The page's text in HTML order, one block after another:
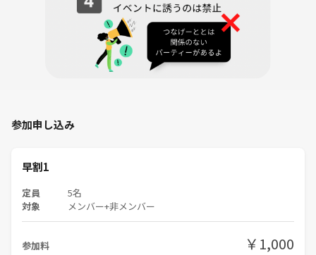
参加申し込み
早割1
定員 5名
対象 メンバー+非メンバー
参加料 ￥1,000